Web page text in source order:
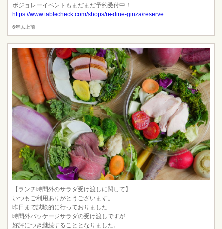
ボジョレーイベントもまだまだ予約受付中！
https://www.tablecheck.com/shops/re-dine-ginza/reserve…
6年以上前
【ランチ時間外のサラダ受け渡しに関して】
いつもご利用ありがとうございます。
昨日まで試験的に行っておりました
時間外パッケージサラダの受け渡しですが
好評につき継続することとなりました。